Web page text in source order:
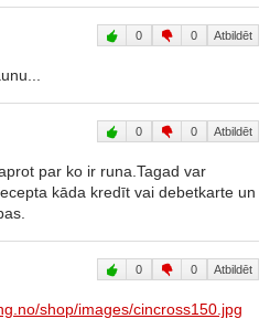
0 0 Atbildēt
0 0 Atbildēt
par ko ir runa.Tagad var
kāda kredīt vai debetkarte un
0 0 Atbildēt
shop/images/cincross150.jpg